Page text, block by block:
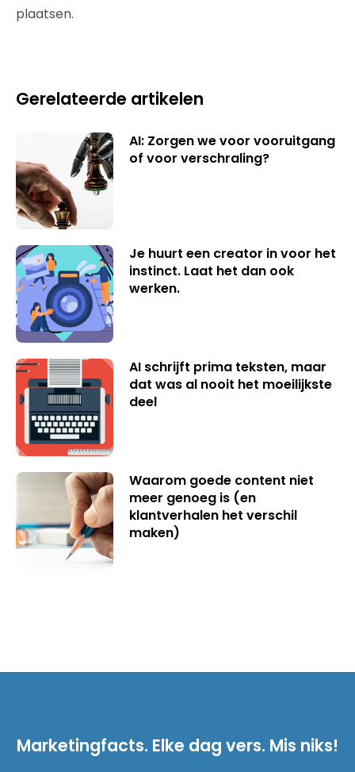
plaatsen.
Gerelateerde artikelen
AI: Zorgen we voor vooruitgang
of voor verschraling?
Je huurt een creator in voor het
instinct. Laat het dan ook
werken.
AI schrijft prima teksten, maar
dat was al nooit het moeilijkste
deel
Waarom goede content niet
meer genoeg is (en
klantverhalen het verschil
maken)
Marketingfacts. Elke dag vers. Mis niks!